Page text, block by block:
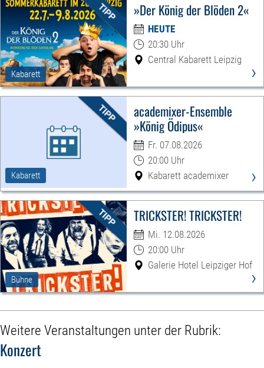
Kabarett
»Der König der Blöden 2«
HEUTE
20:30 Uhr
Central Kabarett Leipzig
›
Kabarett
academixer-Ensemble
»König Ödipus«
Fr. 07.08.2026
20:00 Uhr
Kabarett academixer
›
Bühne
TRICKSTER! TRICKSTER!
Mi. 12.08.2026
20:00 Uhr
Galerie Hotel Leipziger Hof
›
Weitere Veranstaltungen unter der Rubrik:
Konzert